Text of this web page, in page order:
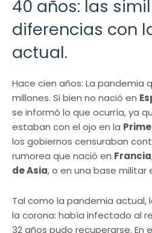
40 años: las
diferencias con
actual.
Hace cien años: La pandemia
millones. Si bien no nació en
se informó lo que ocurría, ya
estaban con el ojo en la
los gobiernos censuraban
rumorea que nació en Francia
de Asia, o en una base militar
Tal como la pandemia actual,
la corona: había infectado al
32 años pudo recuperarse. En